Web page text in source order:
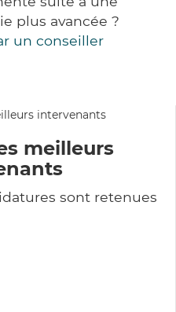
plus avancée ?
un conseiller
meilleurs
sont retenues